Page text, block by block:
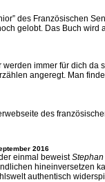
des Französischen
gelobt. Das Buch wird
werden immer für dich da
angeregt. Man
des
2016
einmal beweist
hineinversetzen
authentisch